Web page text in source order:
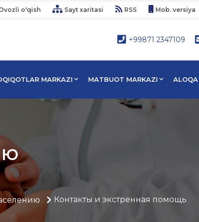
o'qish Sayt xaritasi RSS Mob. versiya
+99871 2347109
MARKAZI MATBUOT MARKAZI ALOQA
Контакты и экстренная помощь